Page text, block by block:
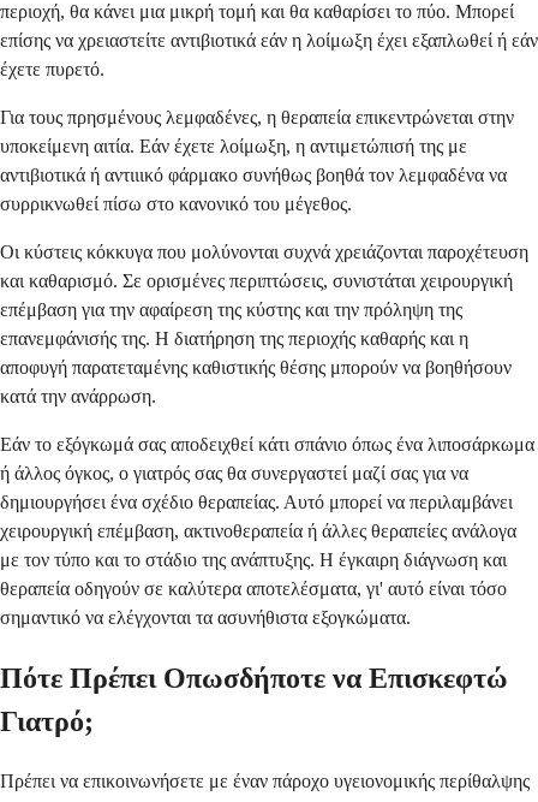
περιοχή, θα κάνει μια μικρή τομή και θα καθαρίσει το πύο. Μπορεί
επίσης να χρειαστείτε αντιβιοτικά εάν η λοίμωξη έχει εξαπλωθεί ή εάν
έχετε πυρετό.
Για τους πρησμένους λεμφαδένες, η θεραπεία επικεντρώνεται στην
υποκείμενη αιτία. Εάν έχετε λοίμωξη, η αντιμετώπισή της με
αντιβιοτικά ή αντιιικό φάρμακο συνήθως βοηθά τον λεμφαδένα να
συρρικνωθεί πίσω στο κανονικό του μέγεθος.
Οι κύστεις κόκκυγα που μολύνονται συχνά χρειάζονται παροχέτευση
και καθαρισμό. Σε ορισμένες περιπτώσεις, συνιστάται χειρουργική
επέμβαση για την αφαίρεση της κύστης και την πρόληψη της
επανεμφάνισής της. Η διατήρηση της περιοχής καθαρής και η
αποφυγή παρατεταμένης καθιστικής θέσης μπορούν να βοηθήσουν
κατά την ανάρρωση.
Εάν το εξόγκωμά σας αποδειχθεί κάτι σπάνιο όπως ένα λιποσάρκωμα
ή άλλος όγκος, ο γιατρός σας θα συνεργαστεί μαζί σας για να
δημιουργήσει ένα σχέδιο θεραπείας. Αυτό μπορεί να περιλαμβάνει
χειρουργική επέμβαση, ακτινοθεραπεία ή άλλες θεραπείες ανάλογα
με τον τύπο και το στάδιο της ανάπτυξης. Η έγκαιρη διάγνωση και
θεραπεία οδηγούν σε καλύτερα αποτελέσματα, γι' αυτό είναι τόσο
σημαντικό να ελέγχονται τα ασυνήθιστα εξογκώματα.
Πότε Πρέπει Οπωσδήποτε να Επισκεφτώ
Γιατρό;
Πρέπει να επικοινωνήσετε με έναν πάροχο υγειονομικής περίθαλψης